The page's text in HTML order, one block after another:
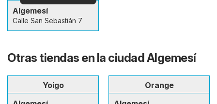
Algemesí
Calle San Sebastián 7
Otras tiendas en la ciudad Algemesí
Yoigo
Orange